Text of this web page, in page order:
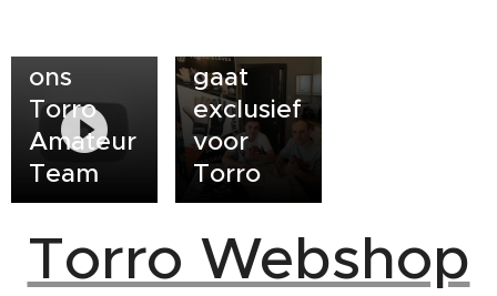
ons
Torro
Amateur
Team
gaat
exclusief
voor
Torro
Torro Webshop